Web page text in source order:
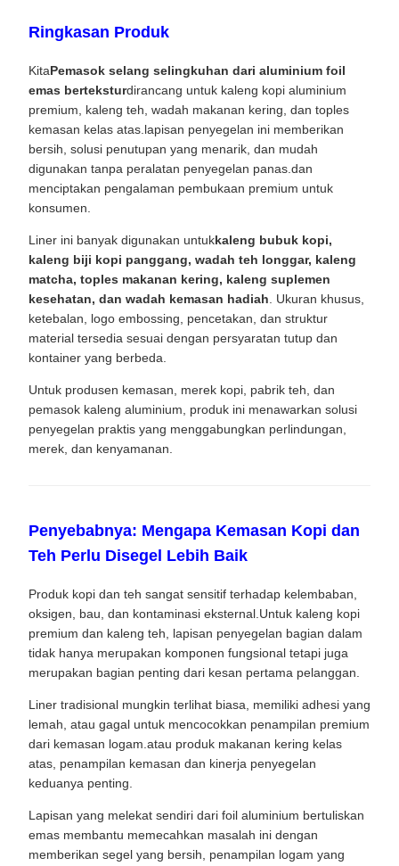
Ringkasan Produk
KitaPemasok selang selingkuhan dari aluminium foil
emas berteksturdirancang untuk kaleng kopi aluminium
premium, kaleng teh, wadah makanan kering, dan toples
kemasan kelas atas.lapisan penyegelan ini memberikan
bersih, solusi penutupan yang menarik, dan mudah
digunakan tanpa peralatan penyegelan panas.dan
menciptakan pengalaman pembukaan premium untuk
konsumen.
Liner ini banyak digunakan untukkaleng bubuk kopi,
kaleng biji kopi panggang, wadah teh longgar, kaleng
matcha, toples makanan kering, kaleng suplemen
kesehatan, dan wadah kemasan hadiah. Ukuran khusus,
ketebalan, logo embossing, pencetakan, dan struktur
material tersedia sesuai dengan persyaratan tutup dan
kontainer yang berbeda.
Untuk produsen kemasan, merek kopi, pabrik teh, dan
pemasok kaleng aluminium, produk ini menawarkan solusi
penyegelan praktis yang menggabungkan perlindungan,
merek, dan kenyamanan.
Penyebabnya: Mengapa Kemasan Kopi dan
Teh Perlu Disegel Lebih Baik
Produk kopi dan teh sangat sensitif terhadap kelembaban,
oksigen, bau, dan kontaminasi eksternal.Untuk kaleng kopi
premium dan kaleng teh, lapisan penyegelan bagian dalam
tidak hanya merupakan komponen fungsional tetapi juga
merupakan bagian penting dari kesan pertama pelanggan.
Liner tradisional mungkin terlihat biasa, memiliki adhesi yang
lemah, atau gagal untuk mencocokkan penampilan premium
dari kemasan logam.atau produk makanan kering kelas
atas, penampilan kemasan dan kinerja penyegelan
keduanya penting.
Lapisan yang melekat sendiri dari foil aluminium bertuliskan
emas membantu memecahkan masalah ini dengan
memberikan segel yang bersih, penampilan logam yang